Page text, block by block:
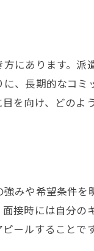
で重要な採用ポ
プロセスの流れ
応募時に重要な
決定後の職場選
職場と出会うため
選びで重要視す
にあります。
、長期的なコ
を向け、どの
みや希望条件
接時には自分
ールすること